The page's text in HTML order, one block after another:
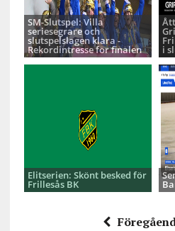
SM-Slutspel: Villa
seriesegrare och
slutspelslagen klara -
Rekordintresse för finalen i
Elitserien: Skönt besked för
Frillesås BK